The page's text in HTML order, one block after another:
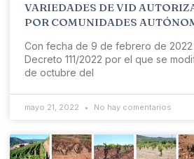
VARIEDADES DE VID
POR COMUNIDADES
Con fecha de 9 de febrero de 2022
Decreto 111/2022 por el que se
de octubre del
mayo 21, 2022 No hay comentarios